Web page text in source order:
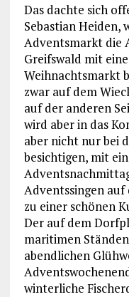
Das dachte sich
Sebastian Heiden,
Adventsmarkt die
Greifswald mit
Weihnachtsmarkt
zwar auf dem
auf der anderen
wird aber in das
aber nicht nur bei
besichtigen, mit
Adventssingen auf
zu einer schönen
Der auf dem
maritimen
abendlichen
winterliche